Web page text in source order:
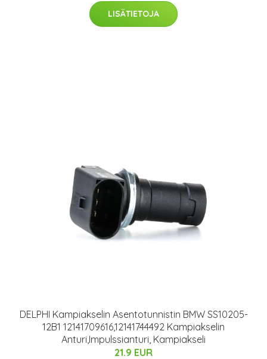
LISÄTIETOJA
DELPHI Kampiakselin Asentotunnistin BMW SS10205-
12B1 12141709616,12141744492 Kampiakselin
Anturi,Impulssianturi, Kampiakseli
21.9 EUR